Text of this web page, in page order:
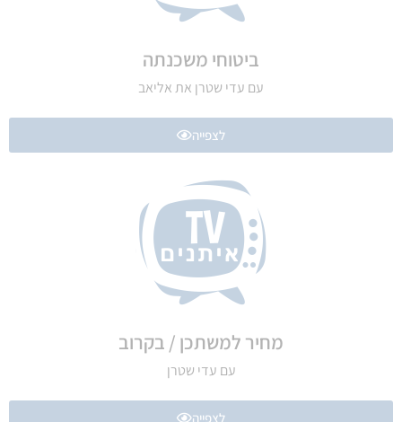
ביטוחי משכנתה
עם עדי שטרן את אליאב
לצפייה
מחיר למשתכן / בקרוב
עם עדי שטרן
לצפייה